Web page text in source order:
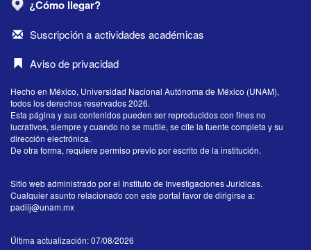
¿Cómo llegar?
Suscripción a actividades académicas
Aviso de privacidad
Hecho en México, Universidad Nacional Autónoma de México (UNAM),
todos los derechos reservados 2026.
Esta página y sus contenidos pueden ser reproducidos con fines no
lucrativos, siempre y cuando no se mutile, se cite la fuente completa y su
dirección electrónica.
De otra forma, requiere permiso previo por escrito de la institución.
Sitio web administrado por el Instituto de Investigaciones Jurídicas.
Cualquier asunto relacionado con este portal favor de dirigirse a:
padiij@unam.mx
Última actualización: 07/08/2026